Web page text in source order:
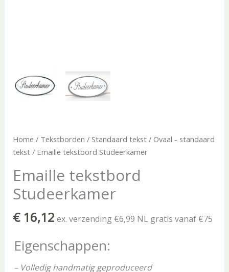
Home / Tekstborden / Standaard tekst/ Ovaal - standaard
tekst/ Emaille tekstbord Studeerkamer
Emaille tekstbord
Studeerkamer
€16,12 ex. verzending €6,99 NL gratis vanaf €75
Eigenschappen:
– Volledig handmatig geproduceerd